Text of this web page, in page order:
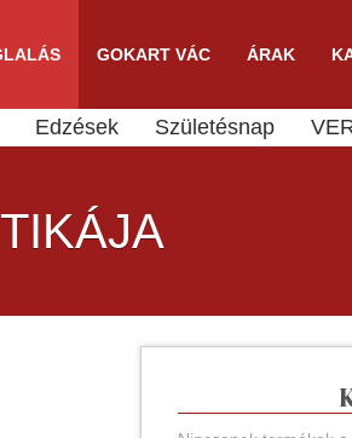
GOKART VÁC ÁRAK
Edzések Születésnap